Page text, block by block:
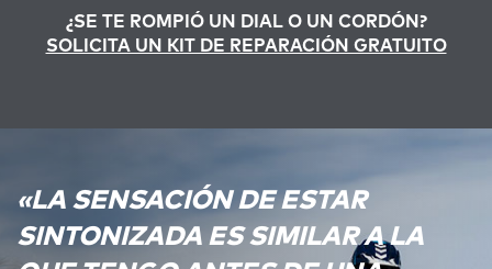
¿SE TE ROMPIÓ UN DIAL O UN CORDÓN?
SOLICITA UN KIT DE REPARACIÓN GRATUITO
«LA SENSACIÓN DE ESTAR
SINTONIZADA ES SIMILAR A LA